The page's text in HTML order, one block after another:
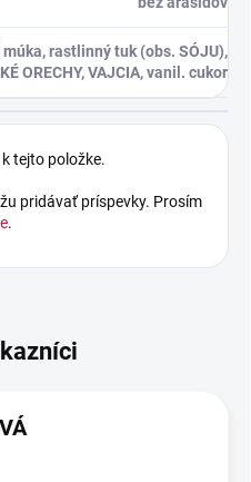
múka, rastlinný tuk (obs. SÓJU),
ORECHY, VAJCIA, vanil. cukor
tejto položke.
pridávať príspevky. Prosím
.